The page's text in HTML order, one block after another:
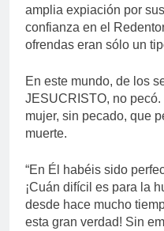
amplia expiación por
confianza en el
ofrendas eran sólo un
En este mundo, de los
JESUCRISTO, no
mujer, sin pecado, que
muerte.
“En Él habéis sido
¡Cuán difícil es para la
desde hace mucho
esta gran verdad! Sin